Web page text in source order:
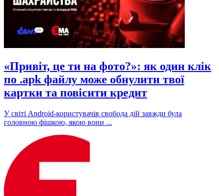
«Привіт, це ти на фото?»: як один клік
по .apk файлу може обнулити твої
картки та повісити кредит
У світі Android-користувачів свобода дій завжди була
головною фішкою, якою вони ...